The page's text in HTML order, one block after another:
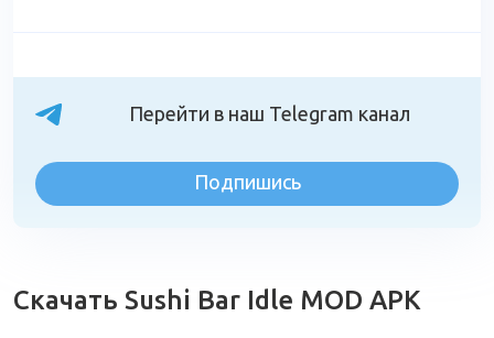
Перейти в наш Telegram канал
Подпишись
Скачать Sushi Bar Idle MOD APK